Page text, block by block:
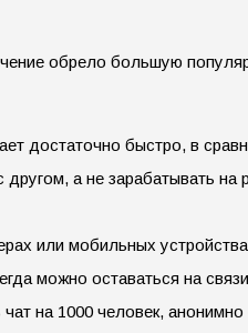
обрело большую
достаточно быстро, в
а не зарабатывать
или мобильных
можно оставаться на
на 1000 человек,